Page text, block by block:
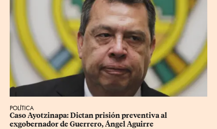
POLÍTICA
Caso Ayotzinapa: Dictan prisión preventiva al
exgobernador de Guerrero, Ángel Aguirre